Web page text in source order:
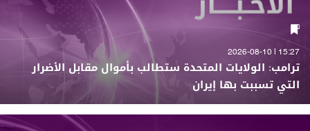
15:27 | 2026-08-10
ترامب: الولايات المتحدة ستطالب بأموال مقابل الأضرار
التي تسببت بها إيران